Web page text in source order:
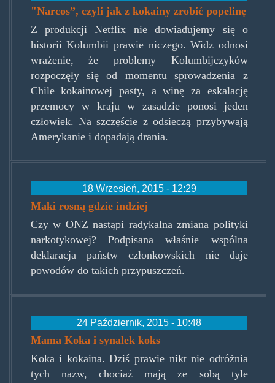
"Narcos”, czyli jak z kokainy zrobić popelinę
Z produkcji Netflix nie dowiadujemy się o
historii Kolumbii prawie niczego. Widz odnosi
wrażenie, że problemy Kolumbijczyków
rozpoczęły się od momentu sprowadzenia z
Chile kokainowej pasty, a winę za eskalację
przemocy w kraju w zasadzie ponosi jeden
człowiek. Na szczęście z odsieczą przybywają
Amerykanie i dopadają drania.
18 Wrzesień, 2015 - 12:29
Maki rosną gdzie indziej
Czy w ONZ nastąpi radykalna zmiana polityki
narkotykowej? Podpisana właśnie wspólna
deklaracja państw członkowskich nie daje
powodów do takich przypuszczeń.
24 Październik, 2015 - 10:48
Mama Koka i synalek koks
Koka i kokaina. Dziś prawie nikt nie odróżnia
tych nazw, chociaż mają ze sobą tyle